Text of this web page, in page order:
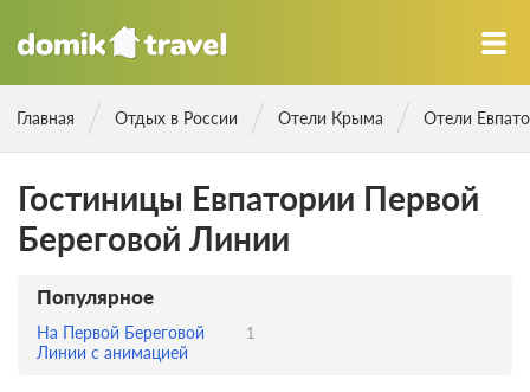
Главная Отдых в России Отели Крыма Отели
Гостиницы Евпатории Первой
Береговой Линии
Популярное
На Первой Береговой
Линии с анимацией
1